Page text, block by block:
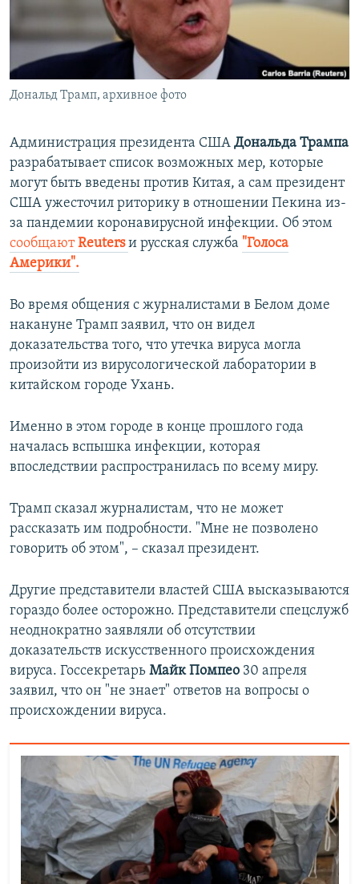
ПОБЕДИТЕЛЕЙ НЕ СУДЯТ?
КРЫМ.НЕПОКОРЕННЫЙ
УКРАИНСКАЯ ПРОБЛЕМА КРЫМА
ПРИСОЕДИНЯЙТЕСЬ!
Дональд Трамп, архивное фото
Администрация президента США Дональда Трампа
разрабатывает список возможных мер, которые
могут быть введены против Китая, а сам президент
США ужесточил риторику в отношении Пекина из-
за пандемии коронавирусной инфекции. Об этом
сообщаютReuters и русская служба "Голоса
Америки".
Во время общения с журналистами в Белом доме
накануне Трамп заявил, что он видел
доказательства того, что утечка вируса могла
произойти из вирусологической лаборатории в
китайском городе Ухань.
Именно в этом городе в конце прошлого года
началась вспышка инфекции, которая
впоследствии распространилась по всему миру.
Трамп сказал журналистам, что не может
рассказать им подробности. "Мне не позволено
говорить об этом", – сказал президент.
Другие представители властей США высказываются
гораздо более осторожно. Представители спецслужб
неоднократно заявляли об отсутствии
доказательств искусственного происхождения
вируса. Госсекретарь Майк Помпео 30 апреля
заявил, что он "не знает" ответов на вопросы о
происхождении вируса.